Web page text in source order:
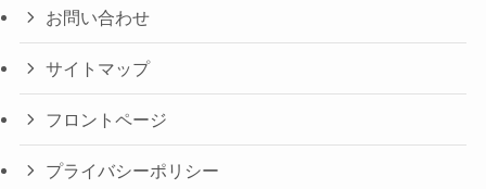
お問い合わせ
サイトマップ
フロントページ
プライバシーポリシー